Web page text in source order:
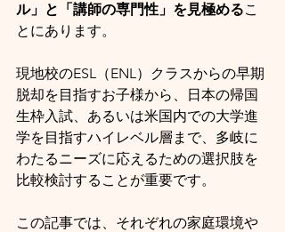
ル」と「講師の専門性」を見極めるこ
とにあります。
現地校のESL（ENL）クラスからの早期
脱却を目指すお子様から、日本の帰国
生枠入試、あるいは米国内での大学進
学を目指すハイレベル層まで、多岐に
わたるニーズに応えるための選択肢を
比較検討することが重要です。
この記事では、それぞれの家庭環境や